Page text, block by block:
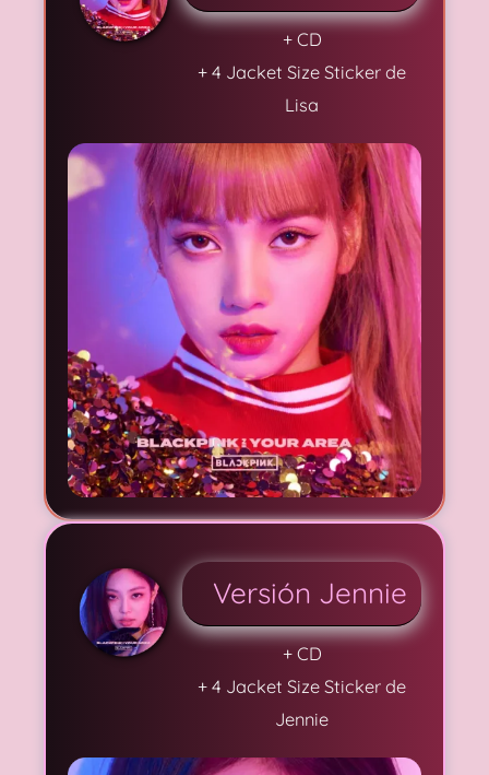
+ CD
+ 4 Jacket Size Sticker de
Lisa
Versión Jennie
+ CD
+ 4 Jacket Size Sticker de
Jennie